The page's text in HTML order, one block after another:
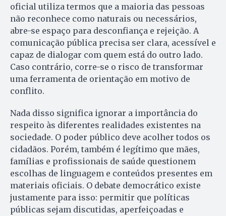
oficial utiliza termos que a maioria das pessoas
não reconhece como naturais ou necessários,
abre-se espaço para desconfiança e rejeição. A
comunicação pública precisa ser clara, acessível e
capaz de dialogar com quem está do outro lado.
Caso contrário, corre-se o risco de transformar
uma ferramenta de orientação em motivo de
conflito.
Nada disso significa ignorar a importância do
respeito às diferentes realidades existentes na
sociedade. O poder público deve acolher todos os
cidadãos. Porém, também é legítimo que mães,
famílias e profissionais de saúde questionem
escolhas de linguagem e conteúdos presentes em
materiais oficiais. O debate democrático existe
justamente para isso: permitir que políticas
públicas sejam discutidas, aperfeiçoadas e